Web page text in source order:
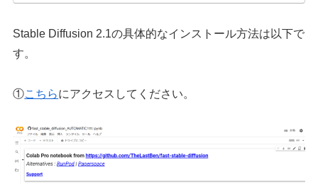
Stable Diffusion 2.1の具体的なインストール方法は以下で
す。
①こちらにアクセスしてください。